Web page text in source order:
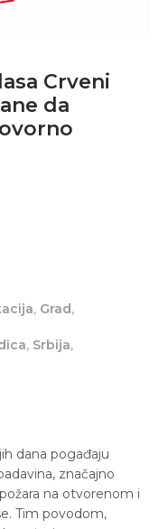
Crveni
da
, Grad,
, Srbija,
dana pogađaju
značajno
na otvorenom i
Tim povodom,